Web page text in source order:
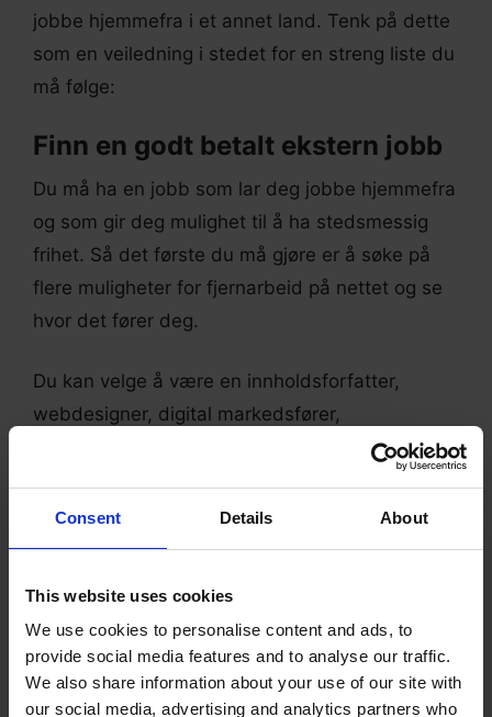
Consent Details About
This website uses cookies
We use cookies to personalise content and ads, to
provide social media features and to analyse our traffic.
We also share information about your use of our site with
our social media, advertising and analytics partners who
jobbe hjemmefra i et annet land. Tenk på dette
som en veiledning i stedet for en streng liste du
må følge:
Finn en godt betalt ekstern jobb
Du må ha en jobb som lar deg jobbe hjemmefra
og som gir deg mulighet til å ha stedsmessig
frihet. Så det første du må gjøre er å søke på
flere muligheter for fjernarbeid på nettet og se
hvor det fører deg.
Du kan velge å være en innholdsforfatter,
webdesigner, digital markedsfører,
transkripsjonist, nettlærer eller hva enn du er
jobbe som en chat-support spesialist, slik at du
kan komme inn på det nettbaserte
.